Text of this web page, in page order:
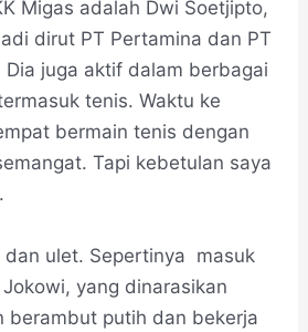
Migas adalah Dwi Soetjipto,
dirut PT Pertamina dan PT
Dia juga aktif dalam berbagai
tenis. Waktu ke
bermain tenis dengan
Tapi kebetulan saya
dan ulet. Sepertinya masuk
yang dinarasikan
berambut putih dan bekerja